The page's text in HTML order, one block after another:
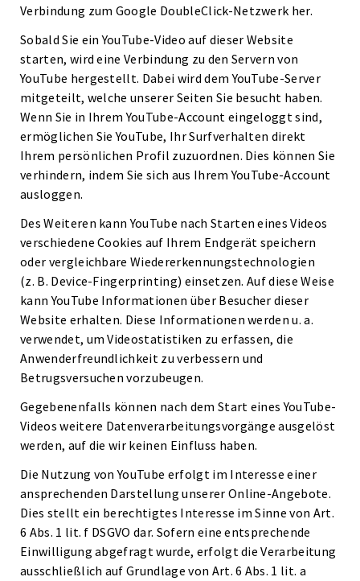
Verbindung zum Google DoubleClick-Netzwerk her.
Sobald Sie ein YouTube-Video auf dieser Website
starten, wird eine Verbindung zu den Servern von
YouTube hergestellt. Dabei wird dem YouTube-Server
mitgeteilt, welche unserer Seiten Sie besucht haben.
Wenn Sie in Ihrem YouTube-Account eingeloggt sind,
ermöglichen Sie YouTube, Ihr Surfverhalten direkt
Ihrem persönlichen Profil zuzuordnen. Dies können Sie
verhindern, indem Sie sich aus Ihrem YouTube-Account
ausloggen.
Des Weiteren kann YouTube nach Starten eines Videos
verschiedene Cookies auf Ihrem Endgerät speichern
oder vergleichbare Wiedererkennungstechnologien
(z. B. Device-Fingerprinting) einsetzen. Auf diese Weise
kann YouTube Informationen über Besucher dieser
Website erhalten. Diese Informationen werden u. a.
verwendet, um Videostatistiken zu erfassen, die
Anwenderfreundlichkeit zu verbessern und
Betrugsversuchen vorzubeugen.
Gegebenenfalls können nach dem Start eines YouTube-
Videos weitere Datenverarbeitungsvorgänge ausgelöst
werden, auf die wir keinen Einfluss haben.
Die Nutzung von YouTube erfolgt im Interesse einer
ansprechenden Darstellung unserer Online-Angebote.
Dies stellt ein berechtigtes Interesse im Sinne von Art.
6 Abs. 1 lit. f DSGVO dar. Sofern eine entsprechende
Einwilligung abgefragt wurde, erfolgt die Verarbeitung
ausschließlich auf Grundlage von Art. 6 Abs. 1 lit. a